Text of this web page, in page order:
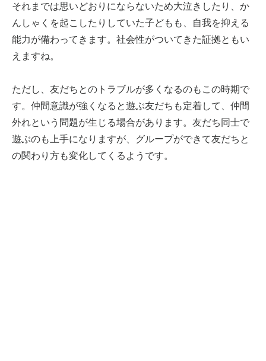
それまでは思いどおりにならないため大泣きしたり、か
んしゃくを起こしたりしていた子どもも、自我を抑える
能力が備わってきます。社会性がついてきた証拠ともい
えますね。
ただし、友だちとのトラブルが多くなるのもこの時期で
す。仲間意識が強くなると遊ぶ友だちも定着して、仲間
外れという問題が生じる場合があります。友だち同士で
遊ぶのも上手になりますが、グループができて友だちと
の関わり方も変化してくるようです。